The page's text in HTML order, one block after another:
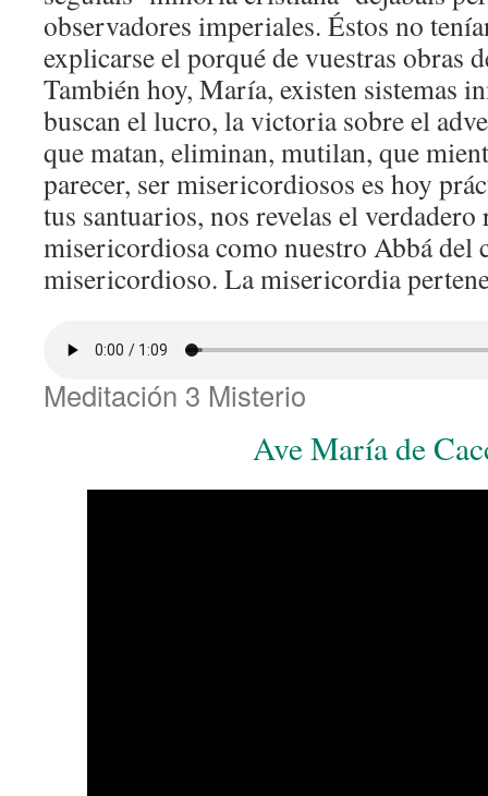
observadores imperiales. Éstos no
explicarse el porqué de vuestras obras
También hoy, María, existen sistemas
buscan el lucro, la victoria sobre el
que matan, eliminan, mutilan, que
parecer, ser misericordiosos es hoy
tus santuarios, nos revelas el
misericordiosa como nuestro Abbá del
misericordioso. La misericordia
Meditación 3 Misterio
Ave María de